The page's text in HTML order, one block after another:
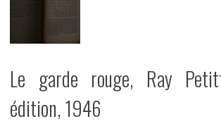
Le garde rouge, Ray
édition, 1946